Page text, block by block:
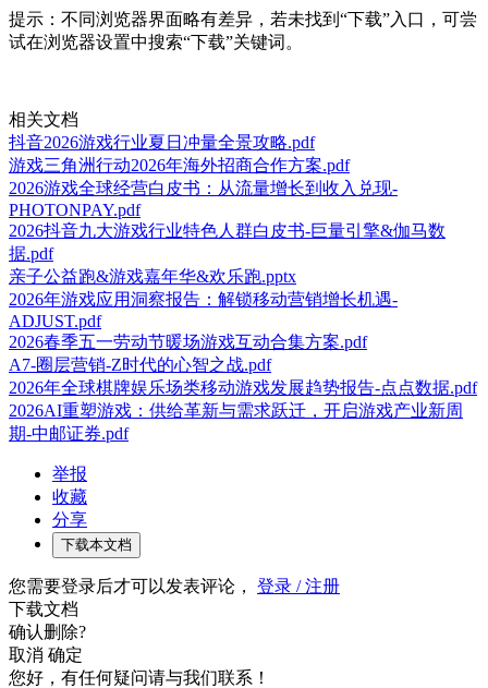
提示：不同浏览器界面略有差异，若未找到“下载”入口，可尝
试在浏览器设置中搜索“下载”关键词。
相关文档
抖音2026游戏行业夏日冲量全景攻略.pdf
游戏三角洲行动2026年海外招商合作方案.pdf
2026游戏全球经营白皮书：从流量增长到收入兑现-
PHOTONPAY.pdf
2026抖音九大游戏行业特色人群白皮书-巨量引擎&伽马数
据.pdf
亲子公益跑&游戏嘉年华&欢乐跑.pptx
2026年游戏应用洞察报告：解锁移动营销增长机遇-
ADJUST.pdf
2026春季五一劳动节暖场游戏互动合集方案.pdf
A7-圈层营销-Z时代的心智之战.pdf
2026年全球棋牌娱乐场类移动游戏发展趋势报告-点点数据.pdf
2026AI重塑游戏：供给革新与需求跃迁，开启游戏产业新周
期-中邮证券.pdf
举报
收藏
分享
下载本文档
您需要登录后才可以发表评论， 登录 / 注册
下载文档
确认删除?
取消 确定
您好，有任何疑问请与我们联系！